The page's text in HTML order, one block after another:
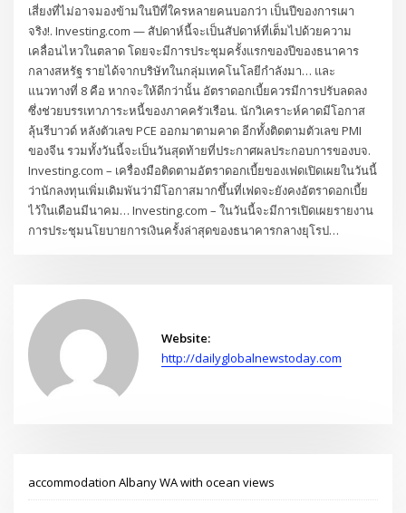
เสี่ยงที่ไม่อาจมองข้ามในปีที่ใครหลายคนบอกว่า เป็นปีของการเผา
จริง!. Investing.com — สัปดาห์นี้จะเป็นสัปดาห์ที่เต็มไปด้วยความ
เคลื่อนไหวในตลาด โดยจะมีการประชุมครั้งแรกของปีของธนาคาร
กลางสหรัฐ รายได้จากบริษัทในกลุ่มเทคโนโลยีกำลังมา… และ
แนวทางที่ 8 คือ หากจะให้ดีกว่านั้น อัตราดอกเบี้ยควรมีการปรับลดลง
ซึ่งช่วยบรรเทาภาระหนี้ของภาคครัวเรือน. นักวิเคราะห์คาดมีโอกาส
ลุ้นรีบาวด์ หลังตัวเลข PCE ออกมาตามคาด อีกทั้งติดตามตัวเลข PMI
ของจีน รวมทั้งวันนี้จะเป็นวันสุดท้ายที่ประกาศผลประกอบการของบจ.
Investing.com – เครื่องมือติดตามอัตราดอกเบี้ยของเฟดเปิดเผยในวันนี้
ว่านักลงทุนเพิ่มเดิมพันว่ามีโอกาสมากขึ้นที่เฟดจะยังคงอัตราดอกเบี้ย
ไว้ในเดือนมีนาคม… Investing.com – ในวันนี้จะมีการเปิดเผยรายงาน
การประชุมนโยบายการเงินครั้งล่าสุดของธนาคารกลางยุโรป…
Website:
http://dailyglobalnewstoday.com
accommodation Albany WA with ocean views